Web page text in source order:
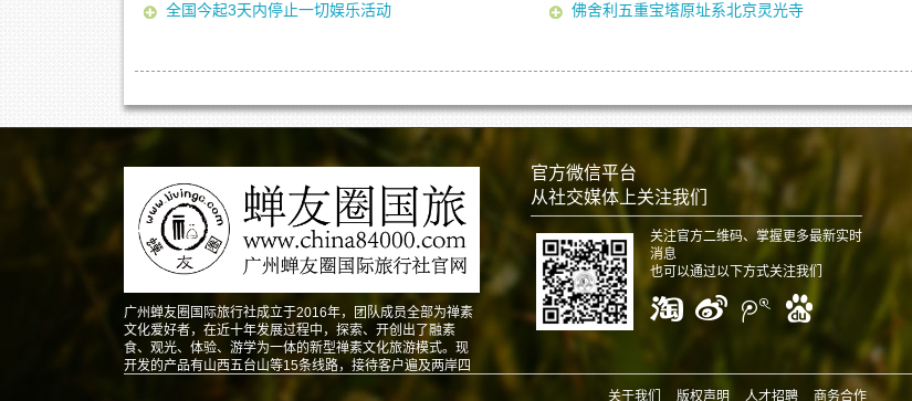
全国今起3天内停止一切娱乐活动
佛舍利五重宝塔原址系北京灵光寺
广州蝉友圈国际旅行社成立于2016年，团队成员全部为禅素
文化爱好者，在近十年发展过程中，探索、开创出了融素
食、观光、体验、游学为一体的新型禅素文化旅游模式。现
开发的产品有山西五台山等15条线路，接待客户遍及两岸四
官方微信平台
从社交媒体上关注我们
关注官方二维码、掌握更多最新实时
消息
也可以通过以下方式关注我们
关于我们 版权声明 人才招聘 商务合作